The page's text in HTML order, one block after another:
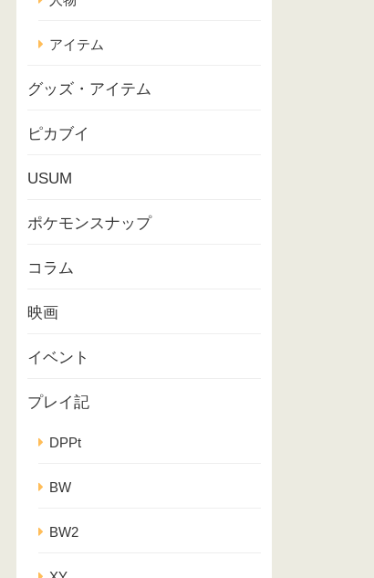
アイテム
グッズ・アイテム
ピカブイ
USUM
ポケモンスナップ
コラム
映画
イベント
プレイ記
DPPt
BW
BW2